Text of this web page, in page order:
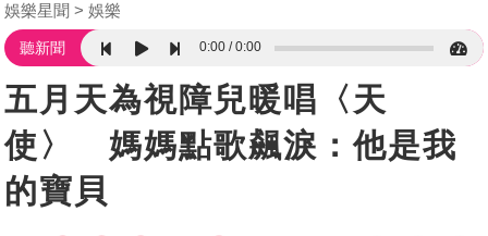
娛樂星聞 娛樂
聽新聞 0:00 0:00
五月天為視障兒暖唱〈天
使〉 媽媽點歌飆淚：他是我
的寶貝